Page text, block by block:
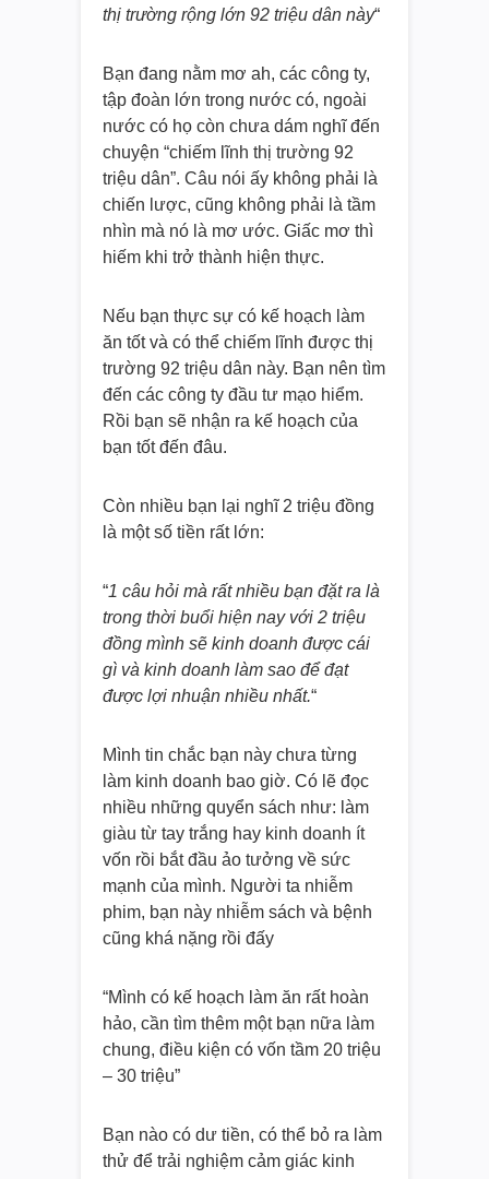
thị trường rộng lớn 92 triệu dân này“
Bạn đang nằm mơ ah, các công ty,
tập đoàn lớn trong nước có, ngoài
nước có họ còn chưa dám nghĩ đến
chuyện “chiếm lĩnh thị trường 92
triệu dân”. Câu nói ấy không phải là
chiến lược, cũng không phải là tầm
nhìn mà nó là mơ ước. Giấc mơ thì
hiếm khi trở thành hiện thực.
Nếu bạn thực sự có kế hoạch làm
ăn tốt và có thể chiếm lĩnh được thị
trường 92 triệu dân này. Bạn nên tìm
đến các công ty đầu tư mạo hiểm.
Rồi bạn sẽ nhận ra kế hoạch của
bạn tốt đến đâu.
Còn nhiều bạn lại nghĩ 2 triệu đồng
là một số tiền rất lớn:
“1 câu hỏi mà rất nhiều bạn đặt ra là
trong thời buổi hiện nay với 2 triệu
đồng mình sẽ kinh doanh được cái
gì và kinh doanh làm sao để đạt
được lợi nhuận nhiều nhất.“
Mình tin chắc bạn này chưa từng
làm kinh doanh bao giờ. Có lẽ đọc
nhiều những quyển sách như: làm
giàu từ tay trắng hay kinh doanh ít
vốn rồi bắt đầu ảo tưởng về sức
mạnh của mình. Người ta nhiễm
phim, bạn này nhiễm sách và bệnh
cũng khá nặng rồi đấy
“Mình có kế hoạch làm ăn rất hoàn
hảo, cần tìm thêm một bạn nữa làm
chung, điều kiện có vốn tầm 20 triệu
– 30 triệu”
Bạn nào có dư tiền, có thể bỏ ra làm
thử để trải nghiệm cảm giác kinh